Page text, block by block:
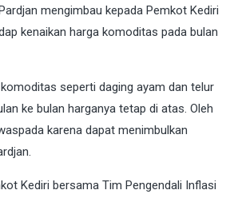
mengimbau kepada Pemkot Kediri
kenaikan harga komoditas pada bulan
seperti daging ayam dan telur
ke bulan harganya tetap di atas. Oleh
karena dapat menimbulkan
Kediri bersama Tim Pengendali Inflasi